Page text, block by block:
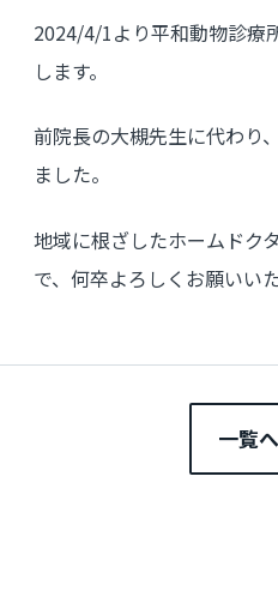
2024/4/1より平和動物診療
します。
前院長の大槻先生に代わり
ました。
地域に根ざしたホームドク
で、何卒よろしくお願いいた
一覧